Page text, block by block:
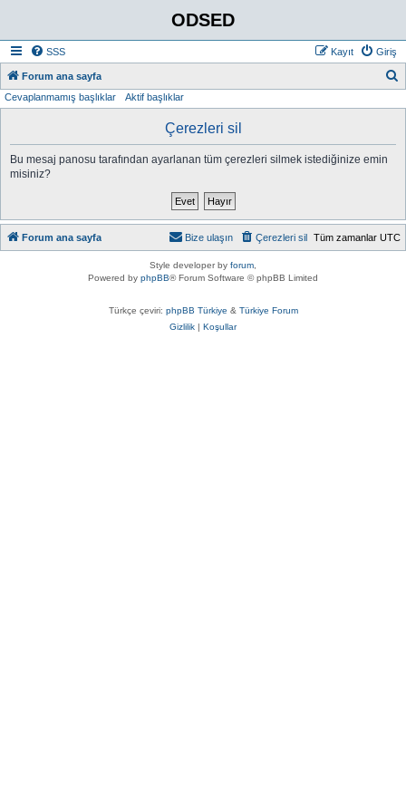
ODSED
SSS Giriş
Kayıt
Forum ana sayfa
Cevaplanmamış başlıklar Aktif başlıklar
Çerezleri sil
Bu mesaj panosu tarafından ayarlanan tüm çerezleri silmek istediğinize emin
misiniz?
Forum ana sayfa Tüm zamanlar UTC
Çerezleri sil
Bize ulaşın
Style developer by forum
Powered by phpBB® Forum Software © phpBB Limited
Türkçe çeviri: phpBB Türkiye & Türkiye Forum
Gizlilik | Koşullar